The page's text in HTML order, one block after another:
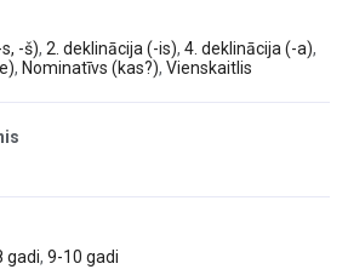
-š), 2. deklinācija (-is), 4. deklinācija (-a),
, Nominatīvs (kas?), Vienskaitlis
gadi, 9-10 gadi